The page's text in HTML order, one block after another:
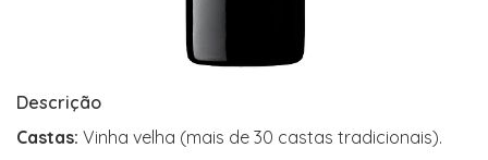
Descrição
Castas: Vinha velha (mais de 30 castas tradicionais).